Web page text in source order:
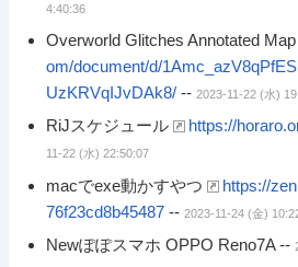
4:40:36
Overworld Glitches Annotated Map
om/document/d/
UzKRVqIJvDAk8/ -- 2023-11-22 (水)
RiJスケジュール https://
11-22 (水) 22:50:07
macでexe動かすやつ
https://
76f23cd8b45487 -- 2023-11-24 (金)
Newぽぽスマホ OPPO Reno7A --